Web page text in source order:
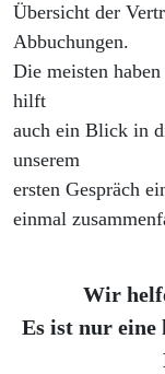
Übersicht der
Abbuchungen.
Die meisten
hilft
auch ein Blick in
unserem
ersten Gespräch
einmal
Wir
Es ist nur